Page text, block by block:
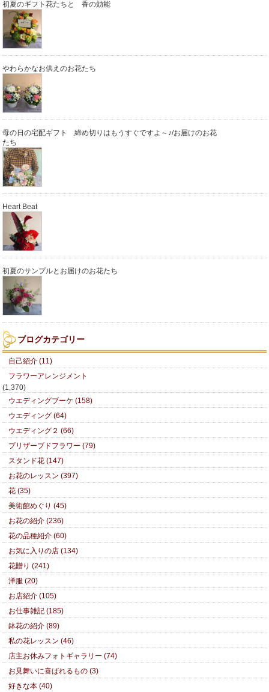
初夏のギフト花たちと 香の効能
やわらかなお供えのお花たち
母の日の宅配ギフト 締め切りはもうすぐですよ～♪/お届けのお花
たち
Heart Beat
初夏のサンプルとお届けのお花たち
ブログカテゴリー
自己紹介 (11)
フラワーアレンジメント
(1,370)
ウエディングブーケ (158)
ウエディング (64)
ウエディング２ (66)
プリザーブドフラワー (79)
スタンド花 (147)
お花のレッスン (397)
花 (35)
美術館めぐり (45)
お花の紹介 (236)
花の品種紹介 (60)
お気に入りの店 (134)
花贈り (241)
洋服 (20)
お店紹介 (105)
お仕事雑記 (185)
鉢花の紹介 (89)
私の花レッスン (46)
店主お休みフォトギャラリー (74)
お見舞いに喜ばれるもの (3)
好きな本 (40)